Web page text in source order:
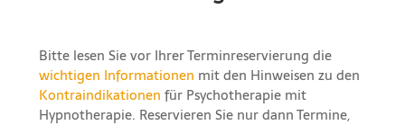
Bitte lesen Sie vor Ihrer Terminreservierung die
wichtigen Informationen mit den Hinweisen zu den
Kontraindikationen für Psychotherapie mit
Hypnotherapie. Reservieren Sie nur dann Termine,